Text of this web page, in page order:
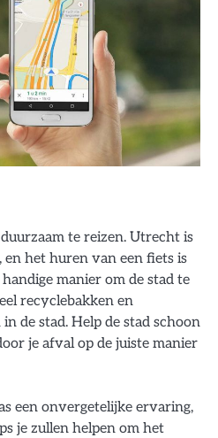
te reizen. Utrecht is
het huren van een fiets is
manier om de stad te
recyclebakken en
de stad. Help de stad schoon
je afval op de juiste manier
een onvergetelijke ervaring,
je zullen helpen om het